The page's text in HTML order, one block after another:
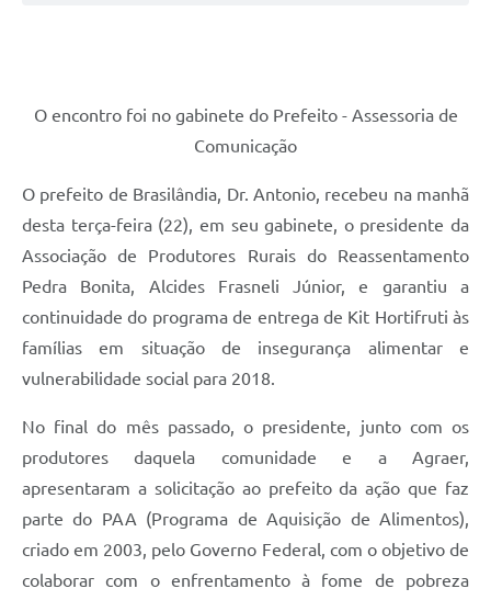
O encontro foi no gabinete do Prefeito - Assessoria de
Comunicação
O prefeito de Brasilândia, Dr. Antonio, recebeu na manhã
desta terça-feira (22), em seu gabinete, o presidente da
Associação de Produtores Rurais do Reassentamento
Pedra Bonita, Alcides Frasneli Júnior, e garantiu a
continuidade do programa de entrega de Kit Hortifruti às
famílias em situação de insegurança alimentar e
vulnerabilidade social para 2018.
No final do mês passado, o presidente, junto com os
produtores daquela comunidade e a Agraer,
apresentaram a solicitação ao prefeito da ação que faz
parte do PAA (Programa de Aquisição de Alimentos),
criado em 2003, pelo Governo Federal, com o objetivo de
colaborar com o enfrentamento à fome de pobreza